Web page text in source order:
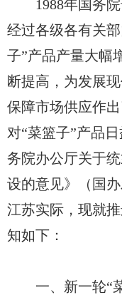
1988年国务院
经过各级各有关
子”产品产量大幅
断提高，为发展
保障市场供应作
对“菜篮子”产品
务院办公厅关于
设的意见》（国
江苏实际，现就
知如下：
一、新一轮“菜